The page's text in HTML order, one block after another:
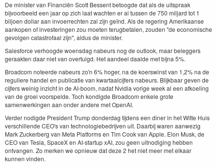
De minister van Financiën Scott Bessent betoogde dat als de uitspraak
bijvoorbeeld een jaar op zich laat wachten er al tussen de 750 miljard tot 1
biljoen dollar aan invoerrechten zal zijn geïnd. Als de regering Amerikaanse
aankopen of investeringen zou moeten terugbetalen, zouden "de economische
gevolgen catastrofaal zijn", aldus de minister.
Salesforce verhoogde woensdag nabeurs nog de outlook, maar beleggers
geraakten daar niet van overtuigd. Het aandeel daalde met bijna 5%.
Broadcom noteerde nabeurs zo'n 6% hoger, na de koerswinst van 1,2% na de
reguliere handel en publicatie van kwartaalcijfers nabeurs. Blijkbaar geven de
cijfers weinig inzicht in de AI-boom, nadat Nvidia vorige week al een afkoeling
van de groei voorspelde. Toch kondigde Broadcom enkele grote
samenwerkingen aan onder andere met OpenAI.
Verder nodigde President Trump donderdag tijdens een diner in het Witte Huis
verschillende CEO's van technologiebedrijven uit. Daarbij waren aanwezig
Mark Zuckerberg van Meta Platforms en Tim Cook van Apple. Elon Musk, de
CEO van Tesla, SpaceX en AI-startup xAI, zou geen uitnodiging hebben
ontvangen. Zo merken we opnieuw dat deze 2 het niet meer met elkaar
kunnen vinden.